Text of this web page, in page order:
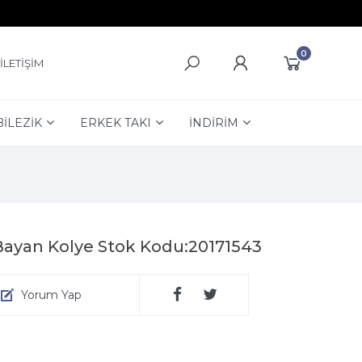
İLETİŞİM
0
ERKEK TAKI İNDİRİM
Kolye Stok Kodu:20171543
Yorum Yap